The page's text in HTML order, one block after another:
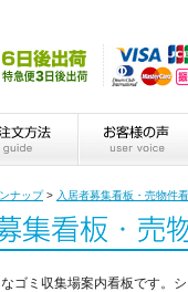
ナップ> 入居者募集看板・売物件
ゴミ収集場案内看板です。